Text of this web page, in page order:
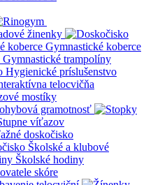
žinenky
Gymnastické koberce
Gymnastické trampolíny
Hygienické príslušenstvo
telocvičňa
mostíky
gramotnosť
víťazov
doskočisko
Školské a klubové
Školské hodiny
skóre